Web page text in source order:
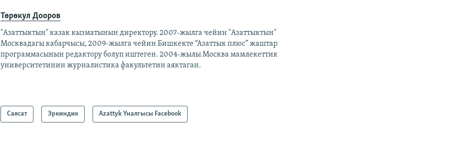
Төрөкул Дооров
"Азаттыктын" казак кызматынын директору. 2007-жылга чейин "Азаттыктын"
Москвадагы кабарчысы, 2009-жылга чейин Бишкекте “Азаттык плюс” жаштар
программасынын редактору болуп иштеген. 2004-жылы Москва мамлекеттик
университетинин журналистика факультетин аяктаган.
Саясат Эркиндик Azattyk Үналгысы Facebook